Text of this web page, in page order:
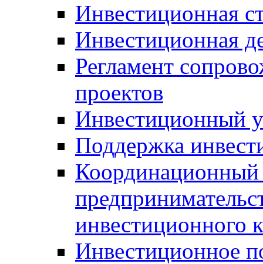
Инвестиционная
Инвестиционная
Регламент
проектов
Инвестиционный
Поддержка
Координационный
инвестиционного
Инвестиционное